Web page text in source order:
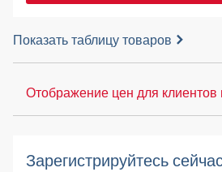
Показать таблицу товаров
Отображение цен для клиентов
Зарегистрируйтесь